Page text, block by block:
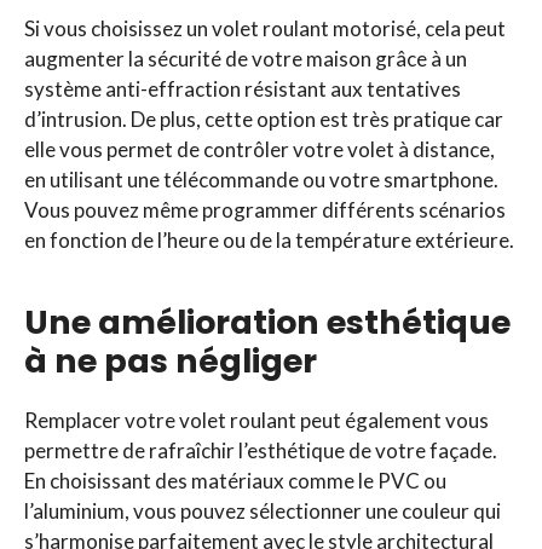
Si vous choisissez un volet roulant motorisé, cela peut
augmenter la sécurité de votre maison grâce à un
système anti-effraction résistant aux tentatives
d’intrusion. De plus, cette option est très pratique car
elle vous permet de contrôler votre volet à distance,
en utilisant une télécommande ou votre smartphone.
Vous pouvez même programmer différents scénarios
en fonction de l’heure ou de la température extérieure.
Une amélioration esthétique
à ne pas négliger
Remplacer votre volet roulant peut également vous
permettre de rafraîchir l’esthétique de votre façade.
En choisissant des matériaux comme le PVC ou
l’aluminium, vous pouvez sélectionner une couleur qui
s’harmonise parfaitement avec le style architectural